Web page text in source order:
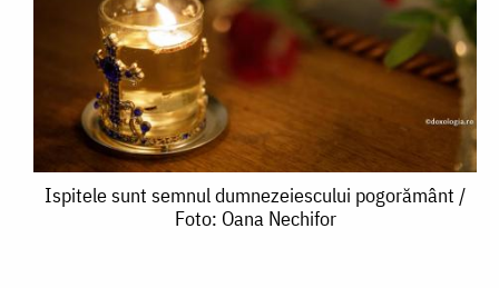
Ispitele
Ispitele sunt semnul dumnezeiescului pogorământ /
Foto: Oana Nechifor